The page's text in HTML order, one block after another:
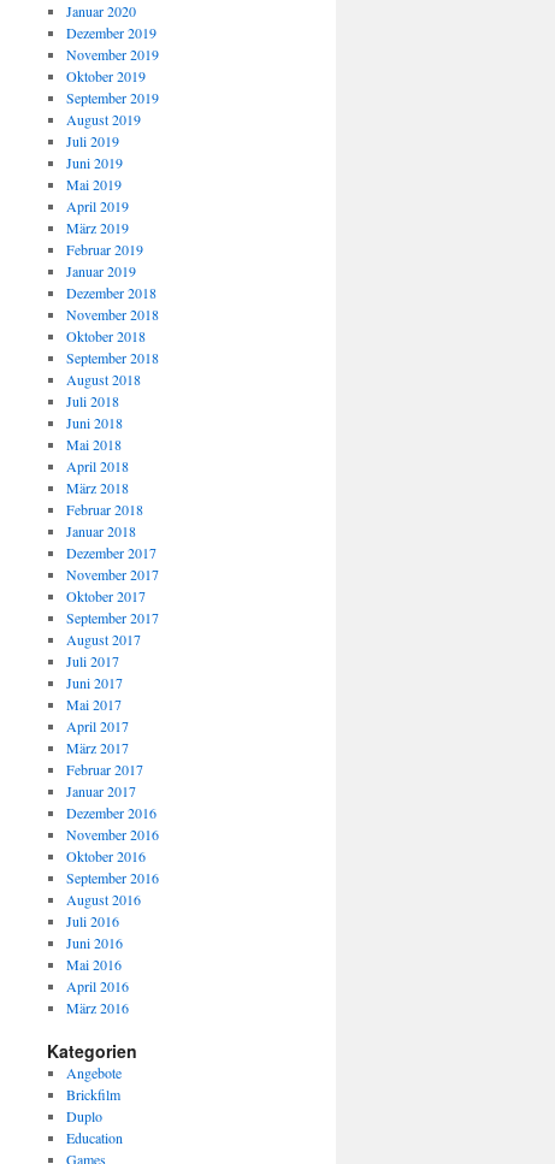
Januar 2020
Dezember 2019
November 2019
Oktober 2019
September 2019
August 2019
Juli 2019
Juni 2019
Mai 2019
April 2019
März 2019
Februar 2019
Januar 2019
Dezember 2018
November 2018
Oktober 2018
September 2018
August 2018
Juli 2018
Juni 2018
Mai 2018
April 2018
März 2018
Februar 2018
Januar 2018
Dezember 2017
November 2017
Oktober 2017
September 2017
August 2017
Juli 2017
Juni 2017
Mai 2017
April 2017
März 2017
Februar 2017
Januar 2017
Dezember 2016
November 2016
Oktober 2016
September 2016
August 2016
Juli 2016
Juni 2016
Mai 2016
April 2016
März 2016
Kategorien
Angebote
Brickfilm
Duplo
Education
Games